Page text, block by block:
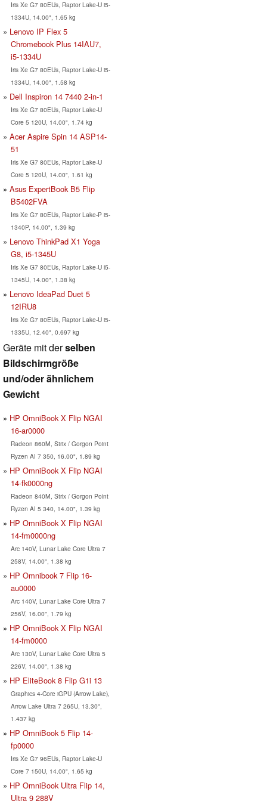
Iris Xe G7 80EUs, Raptor Lake-U i5-
1334U, 14.00", 1.65 kg
Lenovo IP Flex 5
Chromebook Plus 14IAU7,
i5-1334U
Iris Xe G7 80EUs, Raptor Lake-U i5-
1334U, 14.00", 1.58 kg
Dell Inspiron 14 7440 2-in-1
Iris Xe G7 80EUs, Raptor Lake-U
Core 5 120U, 14.00", 1.74 kg
Acer Aspire Spin 14 ASP14-
51
Iris Xe G7 80EUs, Raptor Lake-U
Core 5 120U, 14.00", 1.61 kg
Asus ExpertBook B5 Flip
B5402FVA
Iris Xe G7 80EUs, Raptor Lake-P i5-
1340P, 14.00", 1.39 kg
Lenovo ThinkPad X1 Yoga
G8, i5-1345U
Iris Xe G7 80EUs, Raptor Lake-U i5-
1345U, 14.00", 1.38 kg
Lenovo IdeaPad Duet 5
12IRU8
Iris Xe G7 80EUs, Raptor Lake-U i5-
1335U, 12.40", 0.697 kg
Geräte mit derselben
Bildschirmgröße
und/oder ähnlichem
Gewicht
HP OmniBook X Flip NGAI
16-ar0000
Radeon 860M, Strix / Gorgon Point
Ryzen AI 7 350, 16.00", 1.89 kg
HP OmniBook X Flip NGAI
14-fk0000ng
Radeon 840M, Strix / Gorgon Point
Ryzen AI 5 340, 14.00", 1.39 kg
HP OmniBook X Flip NGAI
14-fm0000ng
Arc 140V, Lunar Lake Core Ultra 7
258V, 14.00", 1.38 kg
HP Omnibook 7 Flip 16-
au0000
Arc 140V, Lunar Lake Core Ultra 7
256V, 16.00", 1.79 kg
HP OmniBook X Flip NGAI
14-fm0000
Arc 130V, Lunar Lake Core Ultra 5
226V, 14.00", 1.38 kg
HP EliteBook 8 Flip G1i 13
Graphics 4-Core iGPU (Arrow Lake),
Arrow Lake Ultra 7 265U, 13.30",
1.437 kg
HP OmniBook 5 Flip 14-
fp0000
Iris Xe G7 96EUs, Raptor Lake-U
Core 7 150U, 14.00", 1.65 kg
HP OmniBook Ultra Flip 14,
Ultra 9 288V